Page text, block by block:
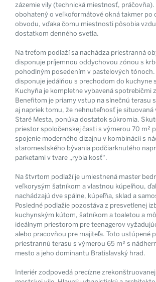
zázemie vily (technická miestnosť, práčovňa).
obohatený o veľkoformátové okná takmer po
obvodu, vďaka čomu miestnosti pôsobia
dostatkom denného svetla.
Na treťom podlaží sa nachádza priestranná
disponuje príjemnou oddychovou zónou s
pohodlným posedením v pastelových tónoch.
disponuje jedálňou s prechodom do kuchyne
Kuchyňa je kompletne vybavená spotrebičmi
Benefitom je priamy vstup na slnečnú terasu
aj napriek tomu, že nehnuteľnosť je situovaná
Staré Mesta, ponúka dostatok súkromia.
priestor spoločenskej časti s výmerou 70 m²
spojenie moderného dizajnu v kombinácii s
staromestského bývania podčiarknutého
parketami v tvare „rybia kosť“.
Na štvrtom podlaží je umiestnená master
veľkorysým šatníkom a vlastnou kúpeľňou,
nachádzajú dve spálne, kúpeľňa, sklad a
Posledné podlažie pozostáva z presvetlenej
kuchynským kútom, šatníkom a toaletou a
ideálnym priestorom pre teenagerov
alebo pracovňou pre majiteľa. Toto ustúpené
priestrannú terasu s výmerou 65 m² s
mesto a jeho dominantu Bratislavský hrad.
Interiér zodpovedá precízne